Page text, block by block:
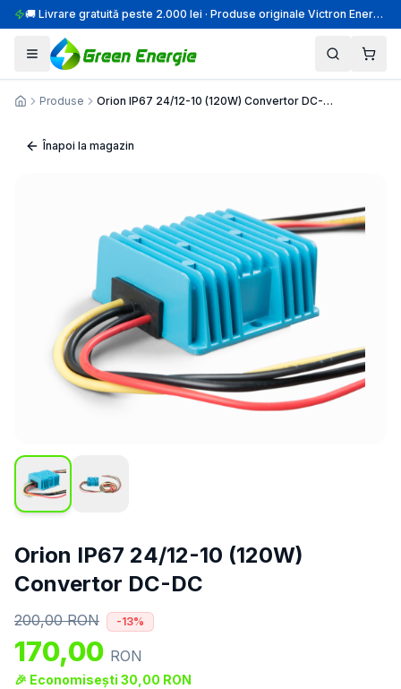
🚚 Livrare gratuită peste 2.000 lei · Produse originale Victron Energy · Montaj profesional
AcasăProduse Orion IP67 24/12-10 (120W) Convertor DC-DC
Înapoi la magazin
Orion IP67 24/12-10 (120W)
Convertor DC-DC
200,00RON -13%
170,00 RON
🎉 Economisești 30,00 RON